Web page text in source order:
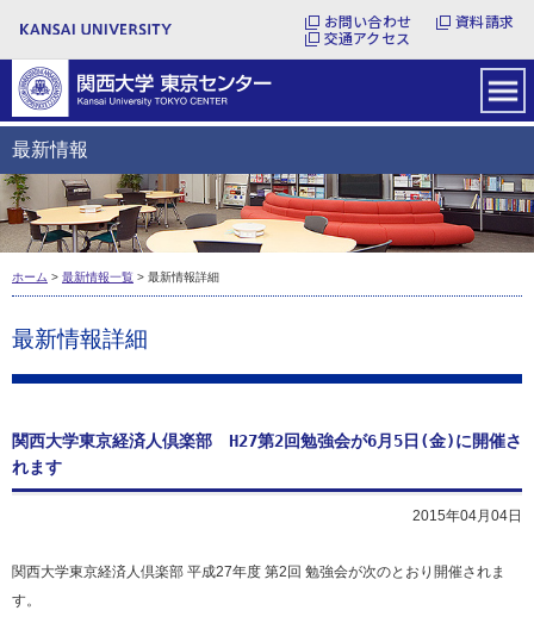
お問い合わせ
資料請求
交通アクセス
最新情報
ホーム > 最新情報一覧 > 最新情報詳細
最新情報詳細
関西大学東京経済人倶楽部 H27第2回勉強会が6月5日(金)に開催さ
れます
2015年04月04日
関西大学東京経済人倶楽部 平成27年度 第2回 勉強会が次のとおり開催されま
す。